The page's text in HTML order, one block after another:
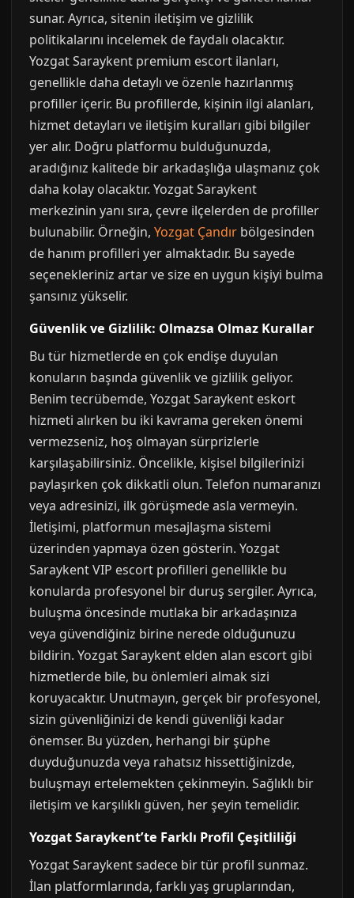
sunar. Ayrıca, sitenin iletişim ve gizlilik
politikalarını incelemek de faydalı olacaktır.
Yozgat Saraykent premium escort ilanları,
genellikle daha detaylı ve özenle hazırlanmış
profiller içerir. Bu profillerde, kişinin ilgi alanları,
hizmet detayları ve iletişim kuralları gibi bilgiler
yer alır. Doğru platformu bulduğunuzda,
aradığınız kalitede bir arkadaşlığa ulaşmanız çok
daha kolay olacaktır. Yozgat Saraykent
merkezinin yanı sıra, çevre ilçelerden de profiller
bulunabilir. Örneğin, Yozgat Çandır bölgesinden
de hanım profilleri yer almaktadır. Bu sayede
seçenekleriniz artar ve size en uygun kişiyi bulma
şansınız yükselir.
Güvenlik ve Gizlilik: Olmazsa Olmaz Kurallar
Bu tür hizmetlerde en çok endişe duyulan
konuların başında güvenlik ve gizlilik geliyor.
Benim tecrübemde, Yozgat Saraykent eskort
hizmeti alırken bu iki kavrama gereken önemi
vermezseniz, hoş olmayan sürprizlerle
karşılaşabilirsiniz. Öncelikle, kişisel bilgilerinizi
paylaşırken çok dikkatli olun. Telefon numaranızı
veya adresinizi, ilk görüşmede asla vermeyin.
İletişimi, platformun mesajlaşma sistemi
üzerinden yapmaya özen gösterin. Yozgat
Saraykent VIP escort profilleri genellikle bu
konularda profesyonel bir duruş sergiler. Ayrıca,
buluşma öncesinde mutlaka bir arkadaşınıza
veya güvendiğiniz birine nerede olduğunuzu
bildirin. Yozgat Saraykent elden alan escort gibi
hizmetlerde bile, bu önlemleri almak sizi
koruyacaktır. Unutmayın, gerçek bir profesyonel,
sizin güvenliğinizi de kendi güvenliği kadar
önemser. Bu yüzden, herhangi bir şüphe
duyduğunuzda veya rahatsız hissettiğinizde,
buluşmayı ertelemekten çekinmeyin. Sağlıklı bir
iletişim ve karşılıklı güven, her şeyin temelidir.
Yozgat Saraykent’te Farklı Profil Çeşitliliği
Yozgat Saraykent sadece bir tür profil sunmaz.
İlan platformlarında, farklı yaş gruplarından,